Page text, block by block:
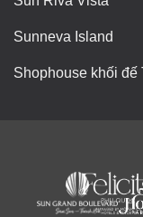
Sunneva Island
Shophouse khối đế